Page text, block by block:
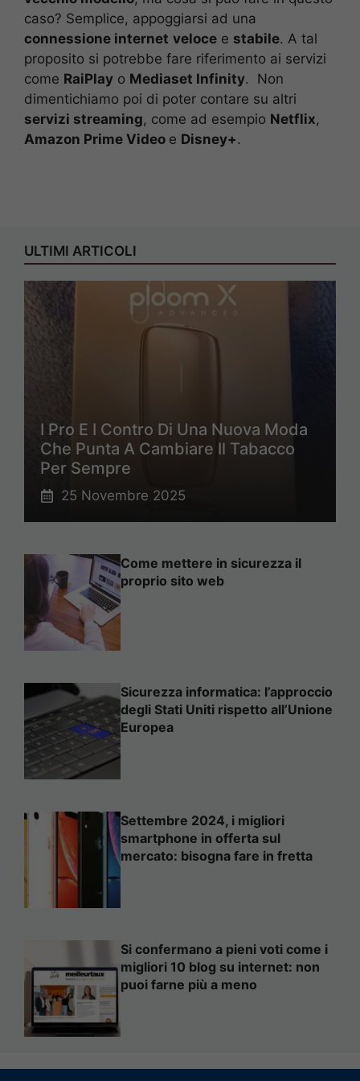
caso? Semplice, appoggiarsi ad una
connessione internet veloce e stabile. A tal
proposito si potrebbe fare riferimento ai servizi
come RaiPlay o Mediaset Infinity. Non
dimentichiamo poi di poter contare su altri
servizi streaming, come ad esempio Netflix,
Amazon Prime Video e Disney+.
ULTIMI ARTICOLI
I Pro E I Contro Di Una Nuova Moda
Che Punta A Cambiare Il Tabacco
Per Sempre
25 Novembre 2025
Come mettere in sicurezza il
proprio sito web
Sicurezza informatica: l’approccio
degli Stati Uniti rispetto all’Unione
Europea
Settembre 2024, i migliori
smartphone in offerta sul
mercato: bisogna fare in fretta
Si confermano a pieni voti come i
migliori 10 blog su internet: non
puoi farne più a meno